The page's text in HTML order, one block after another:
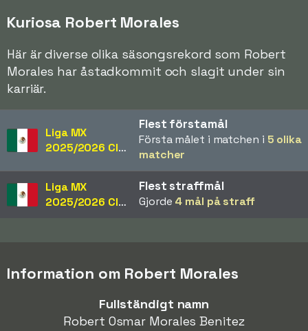
Kuriosa Robert Morales
Här är diverse olika säsongsrekord som Robert
Morales har åstadkommit och slagit under sin
karriär.
Liga MX
2025/2026 Clausura
Flest förstamål
Första målet i matchen i 5 olika
matcher
Liga MX
2025/2026 Clausura
Flest straffmål
Gjorde 4 mål på straff
Information om Robert Morales
Fullständigt namn
Robert Osmar Morales Benitez